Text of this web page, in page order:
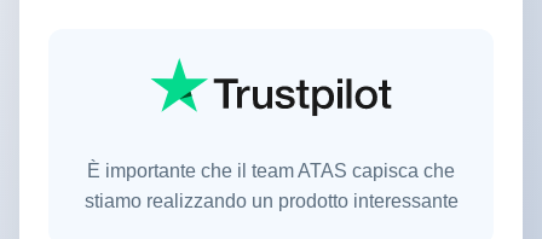
È importante che il team ATAS capisca che
stiamo realizzando un prodotto interessante